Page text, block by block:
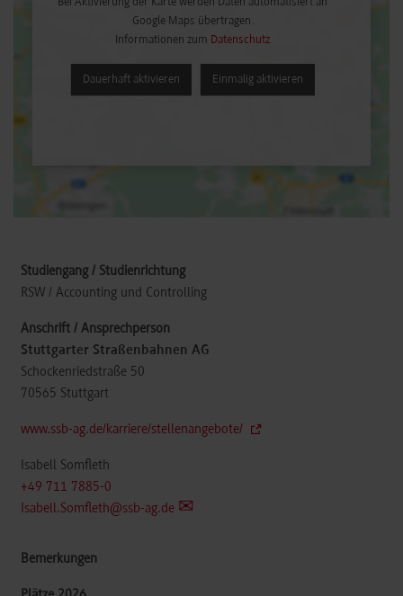
Bei Aktivierung der Karte werden Daten automatisiert an
Google Maps übertragen.
Informationen zum Datenschutz
Dauerhaft aktivieren Einmalig aktivieren
RSW / Accounting und Controlling
Stuttgarter Straßenbahnen AG
Schockenriedstraße 50
70565 Stuttgart
www.ssb-ag.de/karriere/stellenangebote/
Isabell Somfleth
+49 711 7885-0
Isabell.Somfleth@ssb-ag.de